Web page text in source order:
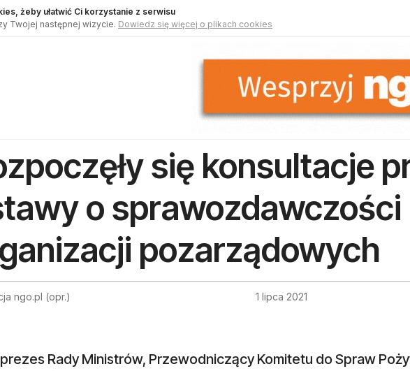
żeby ułatwić Ci korzystanie z serwisu
Twojej następnej wizycie. Dowiedz się więcej o plikach cookies
się konsultacje
o sprawozdawczości
pozarządowych
ngo.pl (opr.) 1 lipca 2021
Rady Ministrów, Przewodniczący Komitetu do Spraw